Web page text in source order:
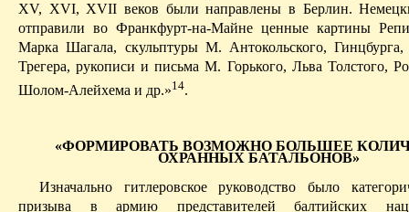
XV, XVI, XVII веков были направлены в Берлин.
отправили во Франкфурт-на-Майне ценные картины
Марка Шагала, скульптуры М. Антокольского,Гинцбурга,
Трегера, рукописи и письма М. Горького, Льва Толстого,
Шолом-Алейхема и др.»14.
«ФОРМИРОВАТЬ ВОЗМОЖНО БОЛЬШЕЕ
ОХРАННЫХ БАТАЛЬОНОВ»
Изначально гитлеровское руководство было
призыва в армию представителей балтийских